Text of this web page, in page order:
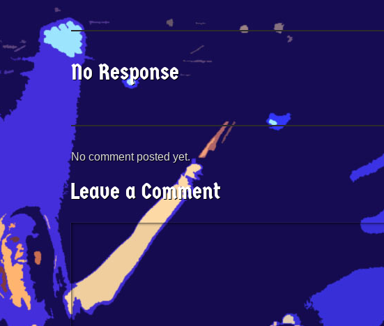
No Response
No comment posted yet.
Leave a Comment